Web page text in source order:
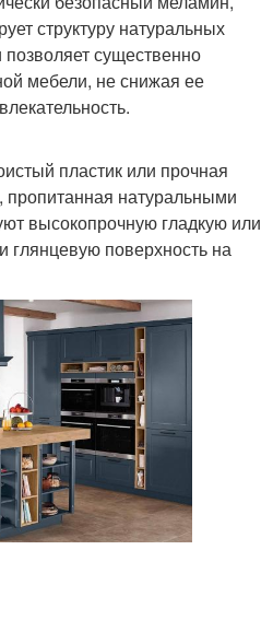
структуру натуральных
существенно
мебели, не снижая ее
пластик или прочная
натуральными
высокопрочную гладкую или
глянцевую поверхность на